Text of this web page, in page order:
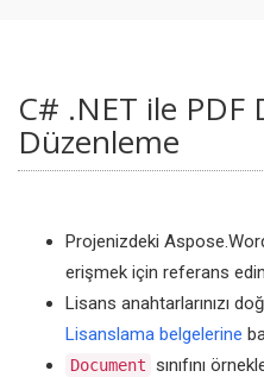
C# .NET ile PDF
Düzenleme
Projenizdeki
erişmek için referans
Lisans anahtarlarınızı
Lisanslama belgelerine
Document sınıfını